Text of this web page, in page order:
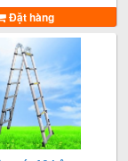
Đặt hàng